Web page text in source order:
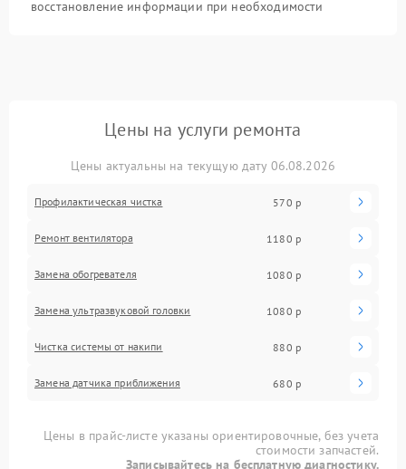
восстановление информации при необходимости
Цены на услуги ремонта
Цены актуальны на текущую дату 06.08.2026
Профилактическая чистка 570 р
Ремонт вентилятора 1180 р
Замена обогревателя 1080 р
Замена ультразвуковой головки 1080 р
Чистка системы от накипи 880 р
Замена датчика приближения 680 р
Цены в прайс-листе указаны ориентировочные, без учета
стоимости запчастей.
Записывайтесь на бесплатную диагностику.